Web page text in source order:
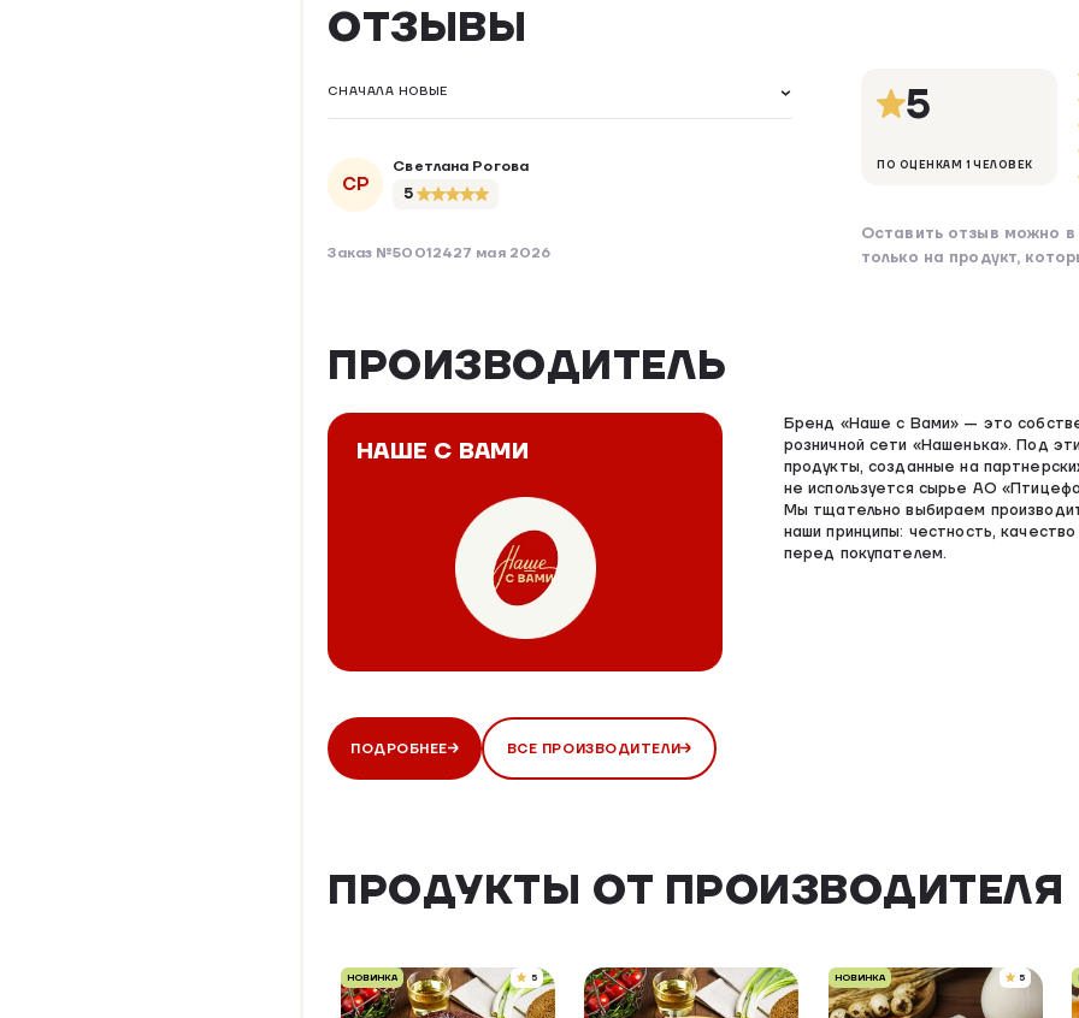
ОТЗЫВЫ
СНАЧАЛА НОВЫЕ
СР
Светлана Рогова
5
Заказ №50012427 мая 2026
5
ПО ОЦЕНКАМ 1 ЧЕЛОВЕК
Оставить отзыв можно в
только на продукт,
ПРОИЗВОДИТЕЛЬ
НАШЕ С ВАМИ
ПОДРОБНЕЕ ВСЕ ПРОИЗВОДИТЕЛИ
Бренд «Наше с Вами» — это
розничной сети «Нашенька». Под
продукты, созданные на
не используется сырье АО
Мы тщательно выбираем
наши принципы: честность,
перед покупателем.
ПРОДУКТЫ ОТ ПРОИЗВОДИТЕЛЯ
НОВИНКА 5 НОВИНКА 5